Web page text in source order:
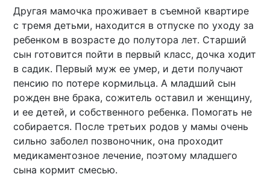
Другая мамочка проживает в съемной квартире
с тремя детьми, находится в отпуске по уходу за
ребенком в возрасте до полутора лет. Старший
сын готовится пойти в первый класс, дочка ходит
в садик. Первый муж ее умер, и дети получают
пенсию по потере кормильца. А младший сын
рожден вне брака, сожитель оставил и женщину,
и ее детей, и собственного ребенка. Помогать не
собирается. После третьих родов у мамы очень
сильно заболел позвоночник, она проходит
медикаментозное лечение, поэтому младшего
сына кормит смесью.